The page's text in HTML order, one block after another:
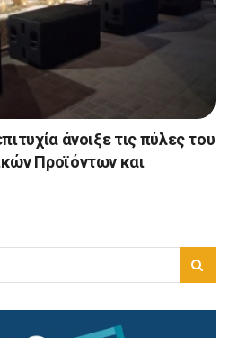
άνοιξε τις πύλες του
Προϊόντων και